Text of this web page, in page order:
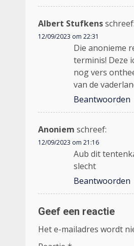
Albert Stufkensschreef:
12/09/2023 om 22:31
Die anonieme
terminis! Deze
nog vers
van de
Beantwoorden
Anoniem schreef:
12/09/2023 om 21:16
Aub dit
slecht
Beantwoorden
Geef een reactie
Het e-mailadres wordt